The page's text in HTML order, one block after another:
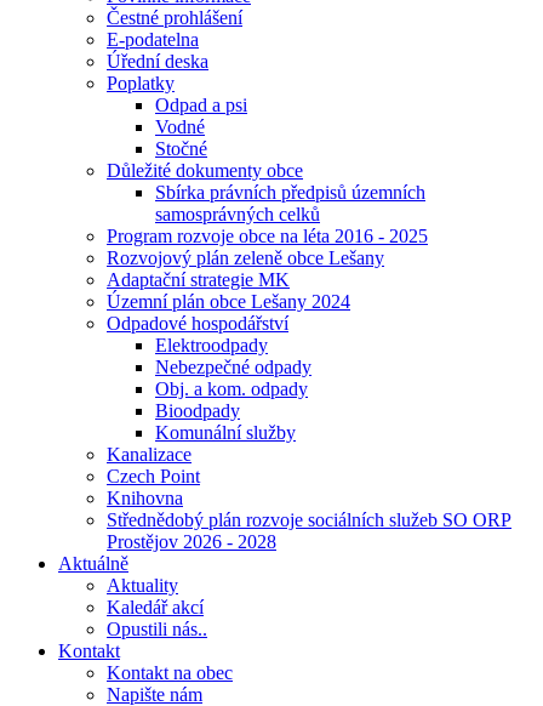
Čestné prohlášení
E-podatelna
Úřední deska
Poplatky
Odpad a psi
Vodné
Stočné
Důležité dokumenty obce
Sbírka právních předpisů územních
samosprávných celků
Program rozvoje obce na léta 2016 - 2025
Rozvojový plán zeleně obce Lešany
Adaptační strategie MK
Územní plán obce Lešany 2024
Odpadové hospodářství
Elektroodpady
Nebezpečné odpady
Obj. a kom. odpady
Bioodpady
Komunální služby
Kanalizace
Czech Point
Knihovna
Střednědobý plán rozvoje sociálních služeb SO ORP
Prostějov 2026 - 2028
Aktuálně
Aktuality
Kaledář akcí
Opustili nás..
Kontakt
Kontakt na obec
Napište nám